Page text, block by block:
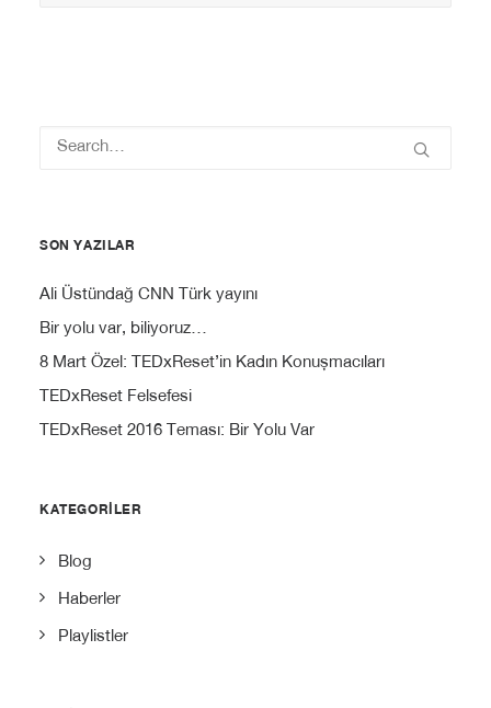
SON YAZILAR
Ali Üstündağ CNN Türk yayını
Bir yolu var, biliyoruz…
8 Mart Özel: TEDxReset’in Kadın Konuşmacıları
TEDxReset Felsefesi
TEDxReset 2016 Teması: Bir Yolu Var
KATEGORILER
Blog
Haberler
Playlistler